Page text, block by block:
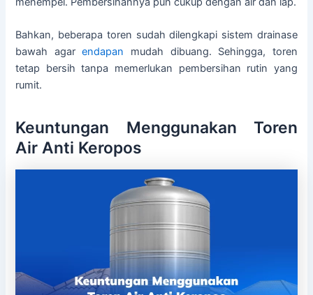
Bahkan, beberapa toren sudah dilengkapi sistem drainase
bawah agarendapan mudah dibuang. Sehingga, toren
tetap bersih tanpa memerlukan pembersihan rutin yang
rumit.
Keuntungan Menggunakan Toren
Air Anti Keropos